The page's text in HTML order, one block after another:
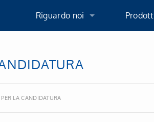
Riguardo noi
LA CANDIDATURA